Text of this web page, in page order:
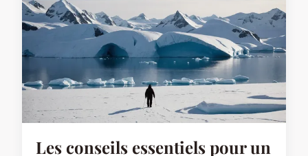
Les conseils essentiels pour un